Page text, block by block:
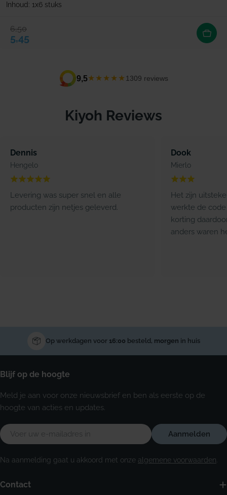
Inhoud: 1x6 stuks
Verkoopprijs
5,45
Normale prijs
6,50
9,5★★★★★ 1309 reviews
Kiyoh Reviews
Dennis
Hengelo
Levering was super snel en alle
producten zijn netjes geleverd.
Dook
Mierlo
Het zijn
werkte de code
korting
anders waren
Op werkdagen voor 16:00 besteld, morgen in huis
Contact
Blijf op de hoogte
Meld je aan voor onze nieuwsbrief en ben als eerste op de
hoogte van acties en updates.
E-
mail
Aanmelden
Na aanmelding gaat u akkoord met onze algemene voorwaarden